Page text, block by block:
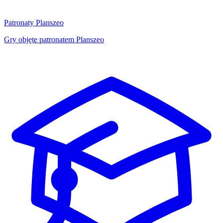
Patronaty Planszeo
Gry objęte patronatem Planszeo